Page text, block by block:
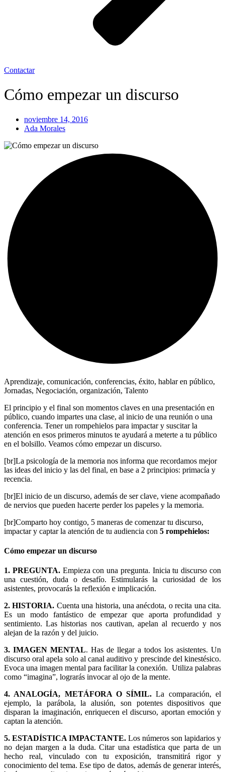
Contactar
Cómo empezar un discurso
noviembre 14, 2016
Ada Morales
Aprendizaje, comunicación, conferencias, éxito, hablar en público,
Jornadas, Negociación, organización, Talento
El principio y el final son momentos claves en una presentación en
público, cuando impartes una clase, al inicio de una reunión o una
conferencia. Tener un rompehielos para impactar y suscitar la
atención en esos primeros minutos te ayudará a meterte a tu público
en el bolsillo. Veamos cómo empezar un discurso.
[br]La psicología de la memoria nos informa que recordamos mejor
las ideas del inicio y las del final, en base a 2 principios: primacía y
recencia.
[br]El inicio de un discurso, además de ser clave, viene acompañado
de nervios que pueden hacerte perder los papeles y la memoria.
[br]Comparto hoy contigo, 5 maneras de comenzar tu discurso,
impactar y captar la atención de tu audiencia con 5 rompehielos:
Cómo empezar un discurso
1. PREGUNTA. Empieza con una pregunta. Inicia tu discurso con
una cuestión, duda o desafío. Estimularás la curiosidad de los
asistentes, provocarás la reflexión e implicación.
2. HISTORIA. Cuenta una historia, una anécdota, o recita una cita.
Es un modo fantástico de empezar que aporta profundidad y
sentimiento. Las historias nos cautivan, apelan al recuerdo y nos
alejan de la razón y del juicio.
3. IMAGEN MENTAL. Has de llegar a todos los asistentes. Un
discurso oral apela solo al canal auditivo y prescinde del kinestésico.
Evoca una imagen mental para facilitar la conexión. Utiliza palabras
como “imagina”, lograrás invocar al ojo de la mente.
4. ANALOGÍA, METÁFORA O SÍMIL.La comparación, el
ejemplo, la parábola, la alusión, son potentes dispositivos que
disparan la imaginación, enriquecen el discurso, aportan emoción y
captan la atención.
5. ESTADÍSTICA IMPACTANTE. Los números son lapidarios y
no dejan margen a la duda. Citar una estadística que parta de un
hecho real, vinculado con tu exposición, transmitirá rigor y
conocimiento del tema. Ese tipo de datos, además de generar interés,